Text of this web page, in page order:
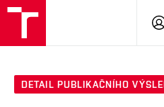
DETAIL PUBLIKAČNÍHO